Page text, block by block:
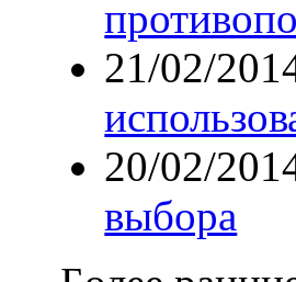
21/02/
20/02/
выбора